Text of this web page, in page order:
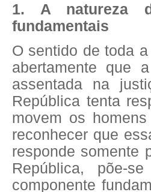
1. A natureza
fundamentais
O sentido de toda
abertamente que
assentada na
República tenta
movem os
reconhecer que
responde somente
República, põe-
componente